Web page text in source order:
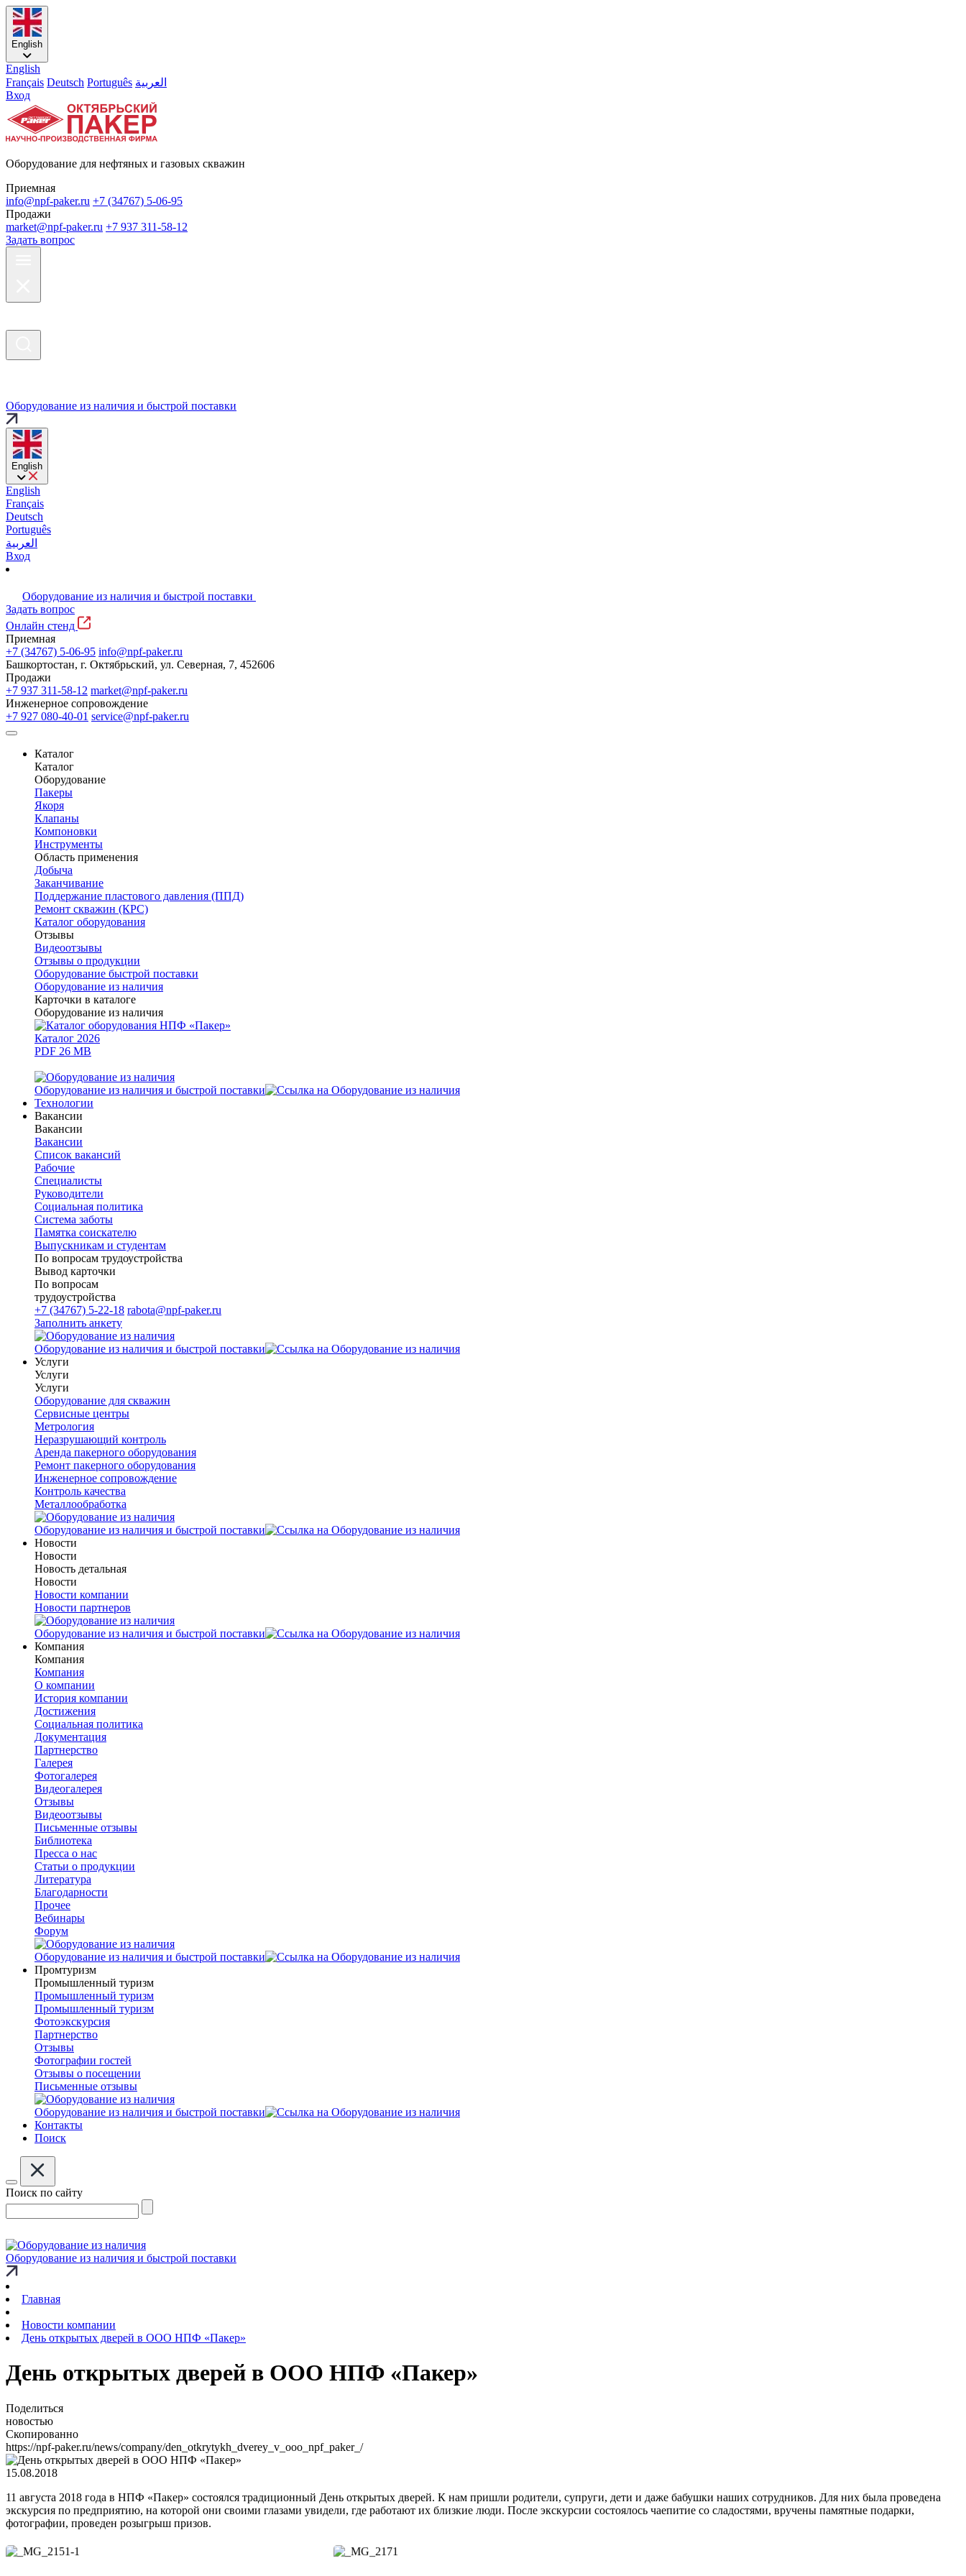
English
English
Français Deutsch Português العربية
Вход
Оборудование для нефтяных и газовых скважин
Приемная
info@npf-paker.ru +7 (34767) 5-06-95
Продажи
market@npf-paker.ru +7 937 311-58-12
Задать вопрос
Оборудование из наличия и быстрой поставки
English
English
Français
Deutsch
Português
العربية
Вход
Оборудование из наличия и быстрой поставки
Задать вопрос
Онлайн стенд
Приемная
+7 (34767) 5-06-95 info@npf-paker.ru
Башкортостан, г. Октябрьский, ул. Северная, 7, 452606
Продажи
+7 937 311-58-12 market@npf-paker.ru
Инженерное сопровождение
+7 927 080-40-01 service@npf-paker.ru
Каталог
Каталог
Оборудование
Пакеры
Якоря
Клапаны
Компоновки
Инструменты
Область применения
Добыча
Заканчивание
Поддержание пластового давления (ППД)
Ремонт скважин (КРС)
Каталог оборудования
Отзывы
Видеоотзывы
Отзывы о продукции
Оборудование быстрой поставки
Оборудование из наличия
Карточки в каталоге
Оборудование из наличия
Каталог 2026
PDF 26 MB
Оборудование из наличия и быстрой поставки
Технологии
Вакансии
Вакансии
Вакансии
Список вакансий
Рабочие
Специалисты
Руководители
Cоциальная политика
Система заботы
Памятка соискателю
Выпускникам и студентам
По вопросам трудоустройства
Вывод карточки
По вопросам
трудоустройства
+7 (34767) 5-22-18 rabota@npf-paker.ru
Заполнить анкету
Оборудование из наличия и быстрой поставки
Услуги
Услуги
Услуги
Оборудование для скважин
Сервисные центры
Метрология
Неразрушающий контроль
Аренда пакерного оборудования
Ремонт пакерного оборудования
Инженерное сопровождение
Контроль качества
Металлообработка
Оборудование из наличия и быстрой поставки
Новости
Новости
Новость детальная
Новости
Новости компании
Новости партнеров
Оборудование из наличия и быстрой поставки
Компания
Компания
Компания
О компании
История компании
Достижения
Социальная политика
Документация
Партнерство
Галерея
Фотогалерея
Видеогалерея
Отзывы
Видеоотзывы
Письменные отзывы
Библиотека
Пресса о нас
Статьи о продукции
Литература
Благодарности
Прочее
Вебинары
Форум
Оборудование из наличия и быстрой поставки
Промтуризм
Промышленный туризм
Промышленный туризм
Промышленный туризм
Фотоэкскурсия
Партнерство
Отзывы
Фотографии гостей
Отзывы о посещении
Письменные отзывы
Оборудование из наличия и быстрой поставки
Контакты
Поиск
Поиск по сайту
Оборудование из наличия и быстрой поставки
Главная
Новости компании
День открытых дверей в ООО НПФ «Пакер»
День открытых дверей в ООО НПФ «Пакер»
Поделиться
новостью
Скопированно
https://npf-paker.ru/news/company/den_otkrytykh_dverey_v_ooo_npf_paker_/
15.08.2018
11 августа 2018 года в НПФ «Пакер» состоялся традиционный День открытых дверей. К нам пришли родители, супруги, дети и даже бабушки наших сотрудников. Для них была проведена
экскурсия по предприятию, на которой они своими глазами увидели, где работают их близкие люди. После экскурсии состоялось чаепитие со сладостями, вручены памятные подарки,
фотографии, проведен розыгрыш призов.